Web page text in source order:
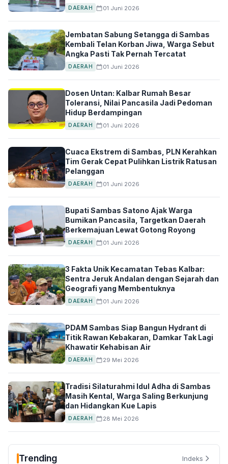
Digaungkan
DAERAH 01 Juni 2026
Jembatan Sabung Setangga di Sambas
Kembali Telan Korban Jiwa, Warga Sebut
Angka Pasti Tak Pernah Tercatat
DAERAH 01 Juni 2026
Dosen Untan: Kalbar Rumah Besar
Toleransi, Nilai Pancasila Jadi Pedoman
Hidup Berdampingan
DAERAH 01 Juni 2026
Cuaca Ekstrem di Sambas, PLN Kerahkan
Tim Gerak Cepat Pulihkan Listrik Ratusan
Pelanggan
DAERAH 01 Juni 2026
Bupati Sambas Satono Ajak Warga
Bumikan Pancasila, Targetkan Daerah
Berkemajuan Lewat Gotong Royong
DAERAH 01 Juni 2026
3 Fakta Unik Kecamatan Tebas Kalbar:
Sentra Jeruk Andalan dengan Sejarah dan
Geografi yang Membentuknya
DAERAH 01 Juni 2026
PDAM Sambas Siap Bangun Hydrant di
Titik Rawan Kebakaran, Damkar Tak Lagi
Khawatir Kehabisan Air
DAERAH 29 Mei 2026
Tradisi Silaturahmi Idul Adha di Sambas
Masih Kental, Warga Saling Berkunjung
dan Hidangkan Kue Lapis
DAERAH 28 Mei 2026
Trending Indeks